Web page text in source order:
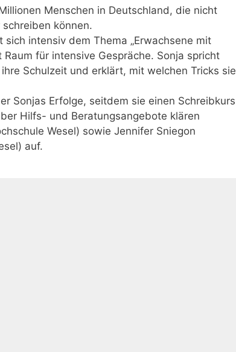
Menschen in Deutschland, die nicht
können.
intensiv dem Thema „Erwachsene mit
für intensive Gespräche. Sonja spricht
Schulzeit und erklärt, mit welchen Tricks sie
Sonjas Erfolge, seitdem sie einen Schreibkurs
Hilfs- und Beratungsangebote klären
Wesel) sowie Jennifer Sniegon
auf.